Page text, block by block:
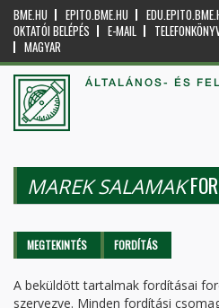
BME.HU EPITO.BME.HU
OKTATÓI BELÉPÉS
E-MAIL
MAGYAR
ÁLTALÁNOS- ÉS
MAREK SALAMAK
Elsődleges fülek
MEGTEKINTÉS FORDÍTÁS
A beküldött tartalmak fordításai
szervezve. Minden fordítási